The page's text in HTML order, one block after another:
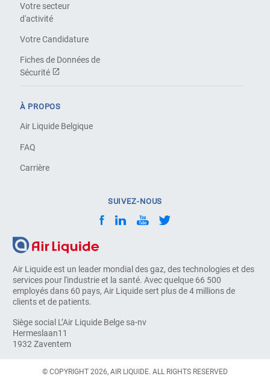
Air Liquide est un leader mondial des gaz, des technologies et des
services pour l'industrie et la santé. Avec quelque 66 500
employés dans 60 pays, Air Liquide sert plus de 4 millions de
clients et de patients.
Siège social L’Air Liquide Belge sa-nv
Hermeslaan11
1932 Zaventem
Votre secteur
d'activité
Votre Candidature
Fiches de Données de
Sécurité
À PROPOS
Air Liquide Belgique
FAQ
Carrière
SUIVEZ-NOUS
© COPYRIGHT 2026, AIR LIQUIDE. ALL RIGHTS RESERVED